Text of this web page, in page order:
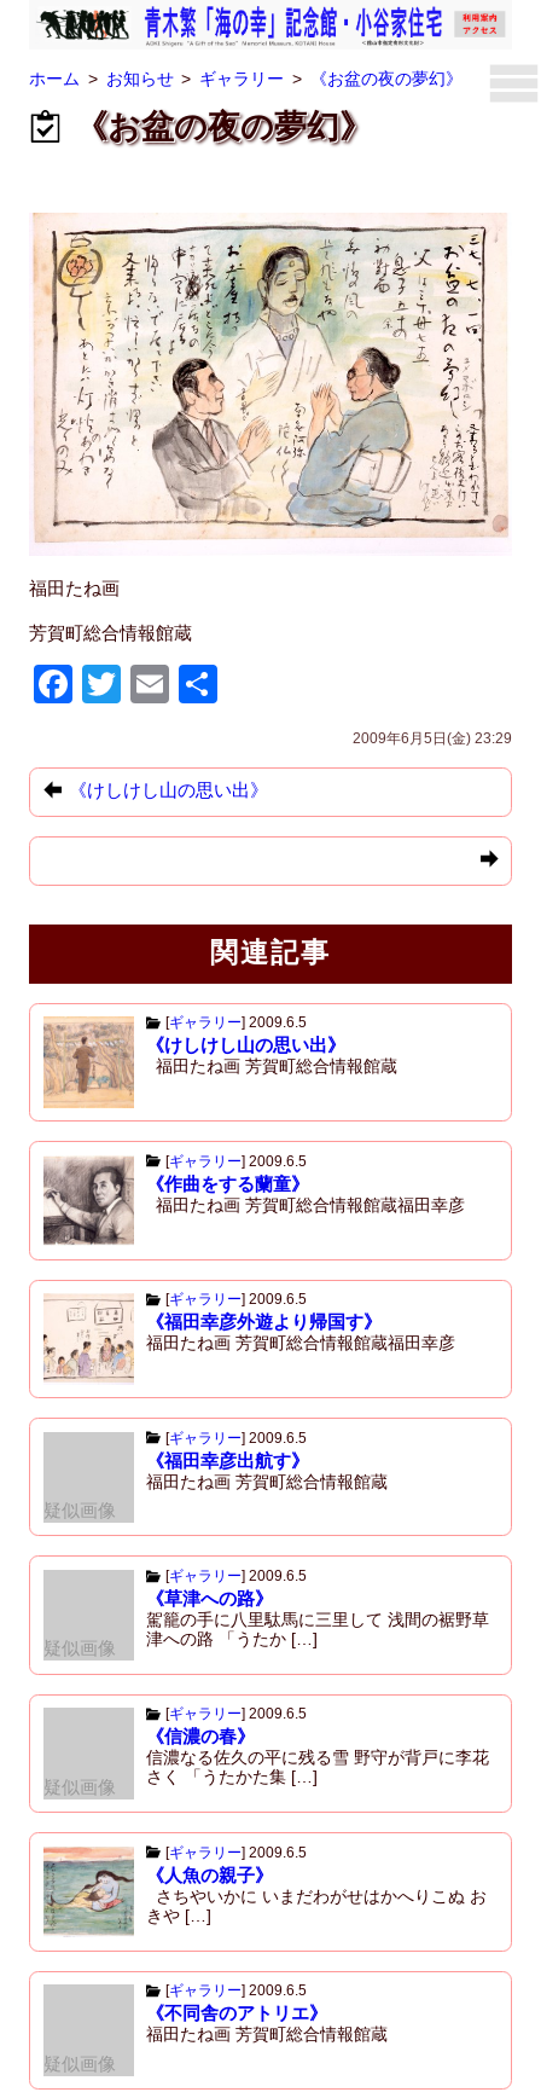
ホーム お知らせ ギャラリー 《お盆の夜の夢幻》
《お盆の夜の夢幻》
福田たね画
芳賀町総合情報館蔵
F
c
e
b
o
o
T
tt
er
E
ail
2009年6月5日(金) 23:29
《けしけし山の思い出》
関連記事
[ギャラリー] 2009.6.5
《けしけし山の思い出》
福田たね画 芳賀町総合情報館蔵
[ギャラリー] 2009.6.5
《作曲をする蘭童》
福田たね画 芳賀町総合情報館蔵福田幸彦
[ギャラリー] 2009.6.5
《福田幸彦外遊より帰国す》
福田たね画 芳賀町総合情報館蔵福田幸彦
疑似画像
[ギャラリー] 2009.6.5
《福田幸彦出航す》
福田たね画 芳賀町総合情報館蔵
疑似画像
[ギャラリー] 2009.6.5
《草津への路》
駕籠の手に八里駄馬に三里して 浅間の裾野草
津への路 「うたか […]
疑似画像
[ギャラリー] 2009.6.5
《信濃の春》
信濃なる佐久の平に残る雪 野守が背戸に李花
さく 「うたかた集 […]
[ギャラリー] 2009.6.5
《人魚の親子》
さちやいかに いまだわがせはかへりこぬ お
きや […]
疑似画像
[ギャラリー] 2009.6.5
《不同舎のアトリエ》
福田たね画 芳賀町総合情報館蔵